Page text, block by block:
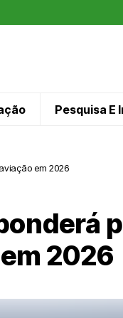
Pesquisa E
em 2026
2026